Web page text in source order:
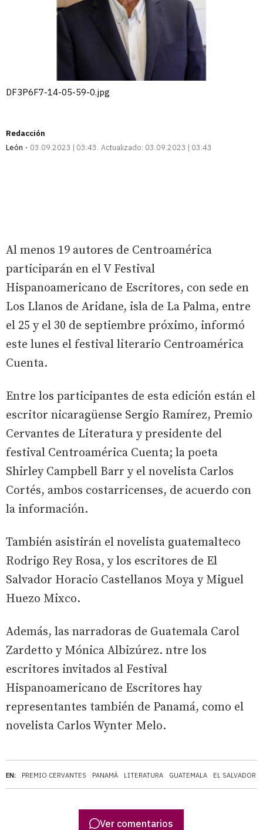
DF3P6F7-14-05-59-0.jpg
Redacción
León
03.09.2023 | 03:43 Actualizado: 03.09.2023 | 03:43
EN: PREMIO CERVANTES PANAMÁ LITERATURA GUATEMALA EL SALVADOR
Al menos 19 autores de Centroamérica
participarán en el V Festival
Hispanoamericano de Escritores, con sede en
Los Llanos de Aridane, isla de La Palma, entre
el 25 y el 30 de septiembre próximo, informó
este lunes el festival literario Centroamérica
Cuenta.
Entre los participantes de esta edición están el
escritor nicaragüense Sergio Ramírez, Premio
Cervantes de Literatura y presidente del
festival Centroamérica Cuenta; la poeta
Shirley Campbell Barr y el novelista Carlos
Cortés, ambos costarricenses, de acuerdo con
la información.
También asistirán el novelista guatemalteco
Rodrigo Rey Rosa, y los escritores de El
Salvador Horacio Castellanos Moya y Miguel
Huezo Mixco.
Además, las narradoras de Guatemala Carol
Zardetto y Mónica Albizúrez. ntre los
escritores invitados al Festival
Hispanoamericano de Escritores hay
representantes también de Panamá, como el
novelista Carlos Wynter Melo.
Ver comentarios